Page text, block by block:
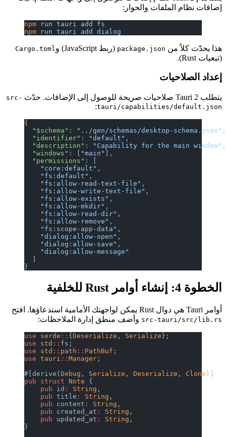
إضافات نظام الملفات والحوار:
npm run tauri add fs
npm
run tauri add dialog
هذا يحدّث كلاً منpackage.json(ربط JavaScript) و Cargo.toml
(تبعيات Rust).
إعداد الصلاحيات
يتطلب Tauri 2 صلاحيات صريحة للوصول إلى الإضافات. حدّث
src-
tauri/capabilities/default.json
:
  "$schema"
: "../gen/schemas/desktop-schema.json"
  "identifier"
: "default"
  "description"
: "Capability for the main window"
  "windows"
: ["main"
],
  "permissions"
    "core:default"
    "fs:default"
    "fs:allow-read-text-file"
    "fs:allow-write-text-file"
    "fs:allow-exists"
    "fs:allow-mkdir"
    "fs:allow-read-dir"
    "fs:allow-remove"
    "fs:scope-app-data"
    "dialog:allow-open"
    "dialog:allow-save"
    "dialog:allow-message"
الخطوة 4: إنشاء أوامر Rust للخلفية
أوامر Tauri هي دوال Rust يمكن لواجهتك الأمامية استدعاؤها. افتح
src-tauri/src/lib.rs وأضف منطق إدارة الملاحظات:
use serde :: {Deserialize , Serialize };
use std ::fs;
use std ::path ::PathBuf
use tauri ::Manager
#[derive(Debug , Serialize , Deserialize , Clone
pub struct Note {
    pub
id String
    pub
title String
    pub
content String
    pub
created_at String
    pub
updated_at String